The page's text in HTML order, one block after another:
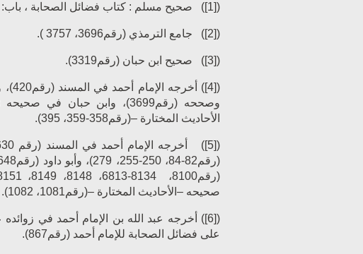
(
[1]) صحيح مسلم : كتاب فضائل الصحابة ، ‌‌باب:
(
[2]) جامع الترمذي (رقم3696، 3757 ).
(
[3]) صحيح ابن حبان (رقم3319).
(
[4]
الأحاديث المختارة –(رقم358-359، 395).
(
[5]
(رقم8100، 8134-
813
صحيحه –الأحاديث المختارة –(رقم1081، 1082).
(
[6]
على فضائل الصحابة للإمام أحمد (رقم867).